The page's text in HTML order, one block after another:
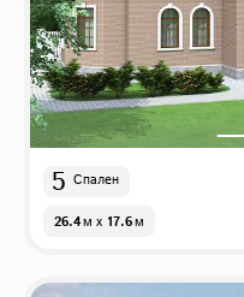
5 Спален
26.4м x 17.6м